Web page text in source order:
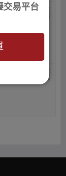
交易平台